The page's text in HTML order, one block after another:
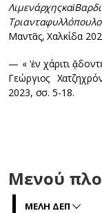
Λιμενάρχηςκαὶ
Τριανταφυλλόπουλο
Μαντᾶς, Χαλκίδα
— « ‘ἐν χάριτι
Γεώργιος
2023, σσ. 5-18.
Μενού
ΜΕΛΗ ΔΕΠ